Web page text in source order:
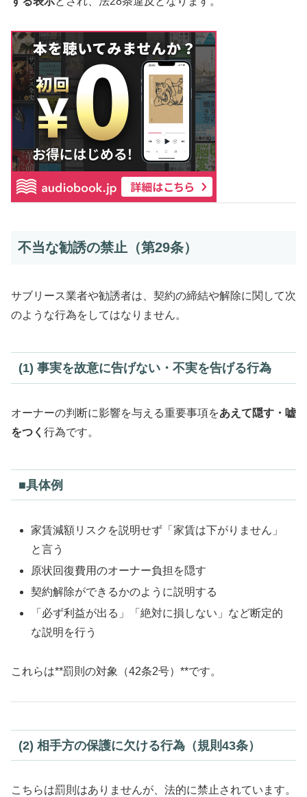
不当な勧誘の禁止（第29条）
サブリース業者や勧誘者は、契約の締結や解除に関して次
のような行為をしてはなりません。
(1) 事実を故意に告げない・不実を告げる行為
オーナーの判断に影響を与える重要事項をあえて隠す・嘘
をつく 行為です。
■具体例
家賃減額リスクを説明せず「家賃は下がりません」
と言う
原状回復費用のオーナー負担を隠す
契約解除ができるかのように説明する
「必ず利益が出る」「絶対に損しない」など断定的
な説明を行う
これらは**罰則の対象（42条2号）**です。
(2) 相手方の保護に欠ける行為（規則43条）
こちらは罰則はありませんが、法的に禁止されています。